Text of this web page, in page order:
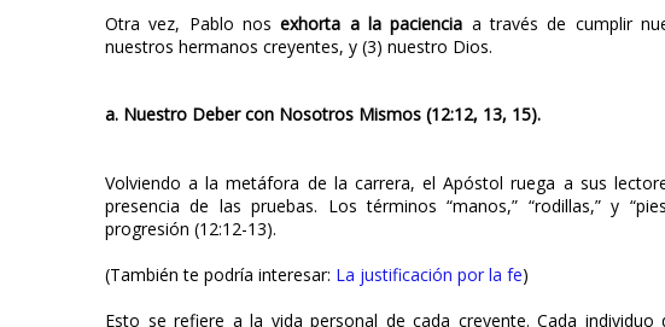
Otra vez, Pablo nosexhorta a la paciencia a través de cumplir
nuestros hermanos creyentes, y (3) nuestro Dios.
a. Nuestro Deber con Nosotros Mismos (12:12, 13, 15).
Volviendo a la metáfora de la carrera, el Apóstol ruega a sus
presencia de las pruebas. Los términos “manos,” “rodillas,” y
progresión (12:12-13).
(También te podría interesar: La justificación por la fe)
Esto se refiere a la vida personal de cada creyente. Cada individuo